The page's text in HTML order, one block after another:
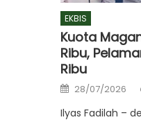
EKBIS
Kuota
Ribu,
Ribu
Posted
on
28/07/2026
Ilyas Fadilah –